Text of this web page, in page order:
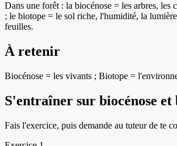
Dans une forêt : la biocénose = les arbres, les
; le biotope = le sol riche, l'humidité, la
feuilles.
À retenir
Biocénose = les vivants ; Biotope =
S'entraîner sur biocénose et
Fais l'exercice, puis demande au tuteur de te